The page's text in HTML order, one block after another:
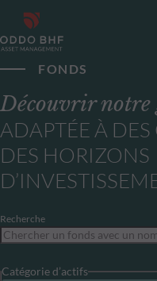
FONDS
Découvrir notre
ADAPTÉE À
DES HORIZONS
Recherche
Catégorie d’actifs